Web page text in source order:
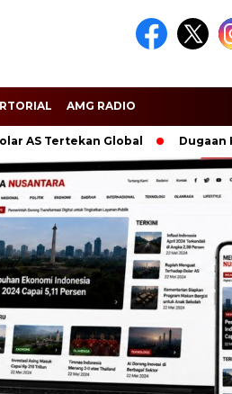
AMG RADIO
Global Dugaan